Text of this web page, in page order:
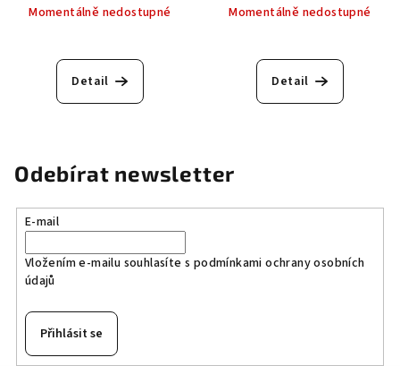
Momentálně nedostupné
Detail
Momentálně nedostupné
Detail
Odebírat newsletter
E-mail
Vložením e-mailu souhlasíte s podmínkami ochrany osobních
údajů
Přihlásit se